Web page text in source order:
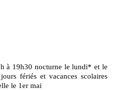
à 19h30 nocturne le lundi* et le
fériés et vacances scolaires
le 1er mai